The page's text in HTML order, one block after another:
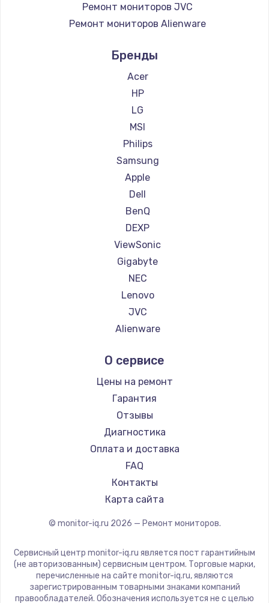
Заказать
600 руб.
Заказать
Ремонт мониторов JVC
Ремонт мониторов Alienware
Ремонт мониторов Thunderobot
Ремонт мониторов Hisense
Ремонт мониторов АОС
Ремонт мониторов Ardor
Ремонт мониторов Machenike
Ремонт мониторов iru
Ремонт мониторов Titan Army
Ремонт мониторов iFFALCON
Ремонт мониторов Dahua
Бренды
Acer
HP
LG
MSI
Philips
Samsung
Apple
Dell
BenQ
DEXP
ViewSonic
Gigabyte
NEC
Lenovo
JVC
Alienware
Thunderobot
Hisense
АОС
Ardor
Machenike
iru
Titan Army
iFFALCON
Dahua
О сервисе
Цены на ремонт
Гарантия
Отзывы
Диагностика
Оплата и доставка
FAQ
Контакты
Карта сайта
© monitor-iq.ru 2026 — Ремонт мониторов.
Сервисный центр monitor-iq.ru является пост гарантийным
(не авторизованным) сервисным центром. Торговые марки,
перечисленные на сайте monitor-iq.ru, являются
зарегистрированным товарными знаками компаний
правообладателей. Обозначения используется не с целью